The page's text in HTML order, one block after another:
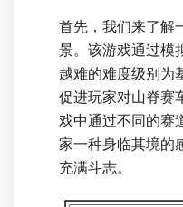
首先，我们来了解
景。该游戏通过模
越难的难度级别为
促进玩家对山脊赛
戏中通过不同的赛
家一种身临其境的
充满斗志。